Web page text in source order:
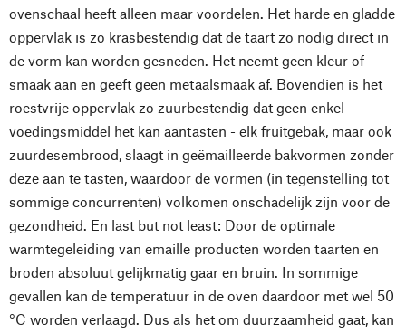
ovenschaal heeft alleen maar voordelen. Het harde en gladde
oppervlak is zo krasbestendig dat de taart zo nodig direct in
de vorm kan worden gesneden. Het neemt geen kleur of
smaak aan en geeft geen metaalsmaak af. Bovendien is het
roestvrije oppervlak zo zuurbestendig dat geen enkel
voedingsmiddel het kan aantasten - elk fruitgebak, maar ook
zuurdesembrood, slaagt in geëmailleerde bakvormen zonder
deze aan te tasten, waardoor de vormen (in tegenstelling tot
sommige concurrenten) volkomen onschadelijk zijn voor de
gezondheid. En last but not least: Door de optimale
warmtegeleiding van emaille producten worden taarten en
broden absoluut gelijkmatig gaar en bruin. In sommige
gevallen kan de temperatuur in de oven daardoor met wel 50
°C worden verlaagd. Dus als het om duurzaamheid gaat, kan